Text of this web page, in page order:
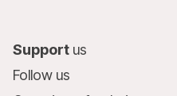
Support us
Follow us